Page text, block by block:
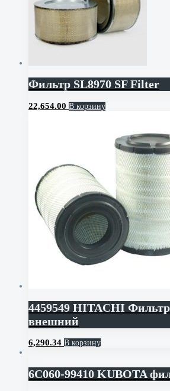
Фильтр SL8970 SF Filter
22,654.00 В корзину
4459549 HITACHI
внешний
6,290.34 В корзину
6C060-99410 KUBOTA